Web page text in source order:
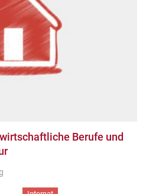
Berufe und